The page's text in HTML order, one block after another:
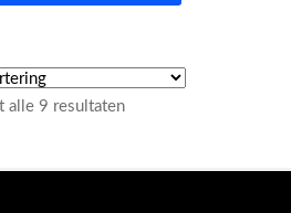
alle 9 resultaten